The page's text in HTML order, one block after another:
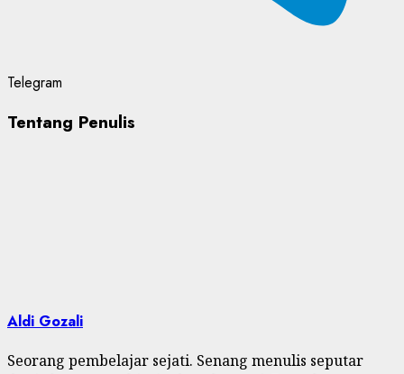
Telegram
Tentang Penulis
Aldi Gozali
Seorang pembelajar sejati. Senang menulis seputar